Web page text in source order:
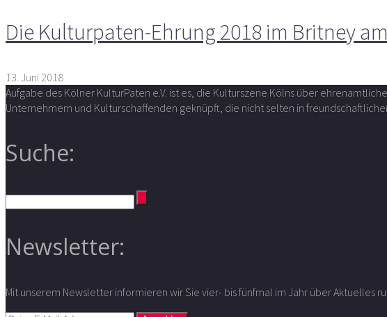
Die Kulturpaten-Ehrung 2018 im Britney
13. Juni 2018
Aufgabe des Kölner KulturPaten e.V. ist es, die Kulturszene Kölns über
Unternehmern und Kulturschaffenden geknüpft, die nicht selten in
Suche:
Newsletter:
Mit unserem Newsletter informieren wir Sie vier- bis fünfmal im Jahr über Aktuelles